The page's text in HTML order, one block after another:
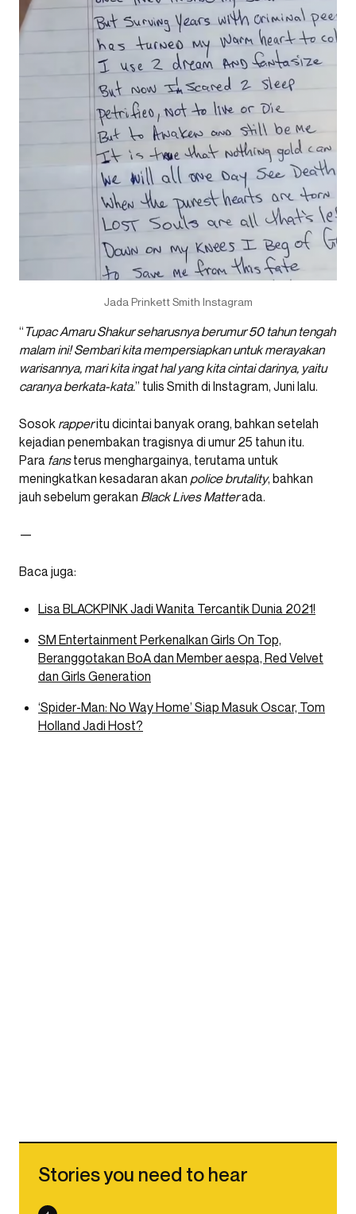
Jada Prinkett Smith Instagram
“ Tupac Amaru Shakur seharusnya berumur 50 tahun tengah
malam ini! Sembari kita mempersiapkan untuk merayakan
warisannya, mari kita ingat hal yang kita cintai darinya, yaitu
caranya berkata-kata.” tulis Smith di Instagram, Juni lalu.
Sosok rapperitu dicintai banyak orang, bahkan setelah
kejadian penembakan tragisnya di umur 25 tahun itu.
Para fansterus menghargainya, terutama untuk
meningkatkan kesadaran akan police brutality, bahkan
jauh sebelum gerakan Black Lives Matterada.
—
Baca juga:
Lisa BLACKPINK Jadi Wanita Tercantik Dunia 2021!
SM Entertainment Perkenalkan Girls On Top,
Beranggotakan BoA dan Member aespa, Red Velvet
dan Girls Generation
‘Spider-Man: No Way Home’ Siap Masuk Oscar, Tom
Holland Jadi Host?
Stories you need to hear